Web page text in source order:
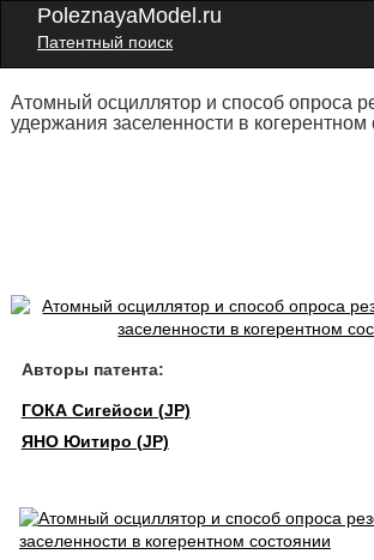
PoleznayaModel.ru
Патентный поиск
Атомный осциллятор и способ опроса
удержания заселенности в когерентном
Авторы патента:
ГОКА Сигейоси (JP)
ЯНО Юитиро (JP)